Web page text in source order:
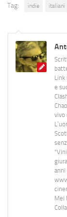
Tag: indie italiani
e
vivo
Mei